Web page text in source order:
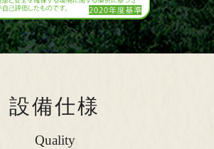
設備仕様
Quality